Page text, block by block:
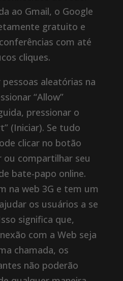
ao Gmail, o Google
gratuito e
com até
cliques.
aleatórias na
“Allow”
pressionar o
(Iniciar). Se tudo
clicar no botão
ou compartilhar seu
bate-papo online.
na web 3G e tem um
os usuários a se
significa que,
com a Web seja
chamada, os
não poderão